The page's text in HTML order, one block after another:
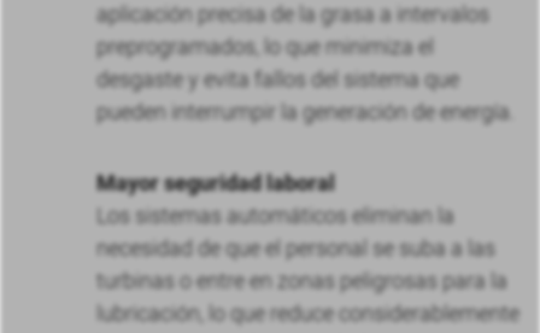
aplicación precisa de la grasa a intervalos
preprogramados, lo que minimiza el
desgaste y evita fallos del sistema que
pueden interrumpir la generación de energía.
Mayor seguridad laboral
Los sistemas automáticos eliminan la
necesidad de que el personal se suba a las
turbinas o entre en zonas peligrosas para la
lubricación, lo que reduce considerablemente